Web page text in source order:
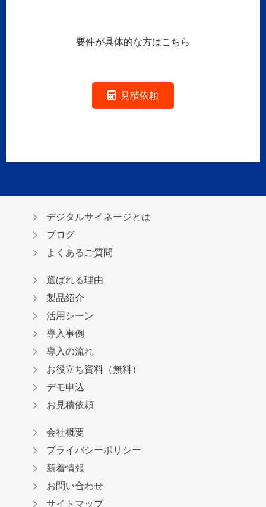
要件が具体的な方はこちら
見積依頼
デジタルサイネージとは
ブログ
よくあるご質問
選ばれる理由
製品紹介
活用シーン
導入事例
導入の流れ
お役立ち資料（無料）
デモ申込
お見積依頼
会社概要
プライバシーポリシー
新着情報
お問い合わせ
サイトマップ